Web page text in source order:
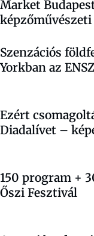
Market
Szenzációs
Yorkban az
Ezért
Diadalívet –
150 program +
Őszi Fesztivál